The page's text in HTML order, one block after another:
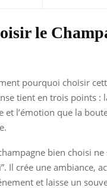
le
pourquoi choisir
tient en trois points :
et l’émotion que la
bien choisi ne
Il crée une ambiance,
et laisse un